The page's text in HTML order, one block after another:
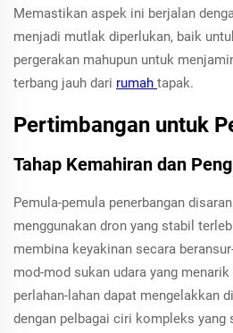
Memastikan aspek ini berjalan
menjadi mutlak diperlukan, baik
pergerakan mahupun untuk
terbang jauh dari rumah tapak.
Pertimbangan untuk
Tahap Kemahiran dan
Pemula-pemula penerbangan
menggunakan dron yang stabil
membina keyakinan secara
mod-mod sukan udara yang
perlahan-lahan dapat mengelakkan
dengan pelbagai ciri kompleks yang